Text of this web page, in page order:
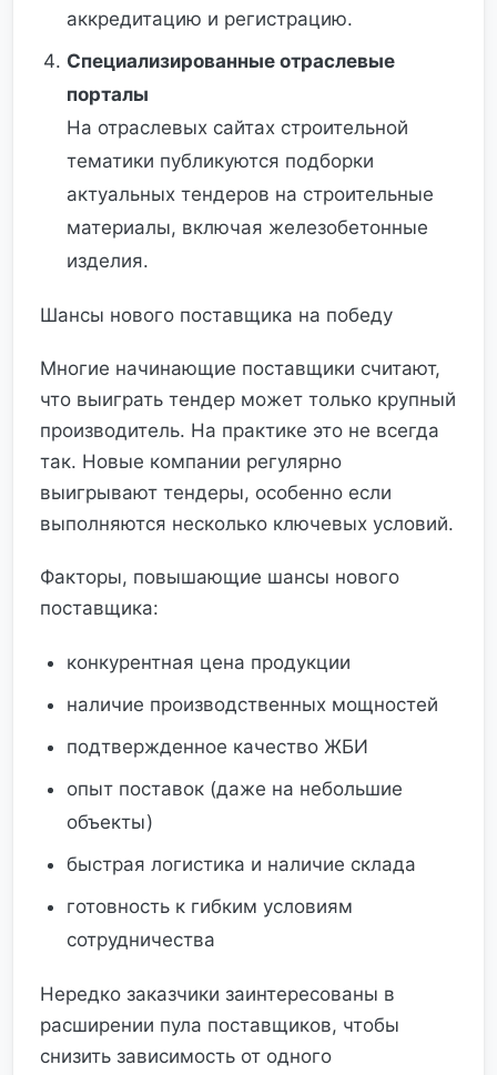
аккредитацию и регистрацию.
Специализированные отраслевые
порталы
На отраслевых сайтах строительной
тематики публикуются подборки
актуальных тендеров на строительные
материалы, включая железобетонные
изделия.
Шансы нового поставщика на победу
Многие начинающие поставщики считают,
что выиграть тендер может только крупный
производитель. На практике это не всегда
так. Новые компании регулярно
выигрывают тендеры, особенно если
выполняются несколько ключевых условий.
Факторы, повышающие шансы нового
поставщика:
конкурентная цена продукции
наличие производственных мощностей
подтвержденное качество ЖБИ
опыт поставок (даже на небольшие
объекты)
быстрая логистика и наличие склада
готовность к гибким условиям
сотрудничества
Нередко заказчики заинтересованы в
расширении пула поставщиков, чтобы
снизить зависимость от одного